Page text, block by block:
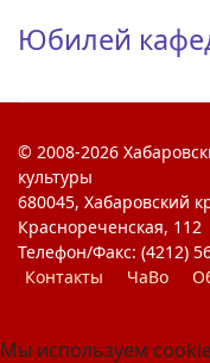
Юбилей
© 2008-2026
культуры
680045, Хабаровский
Краснореченская, 112
Телефон/Факс: (4212)
Контакты
ЧаВо
Мы используем